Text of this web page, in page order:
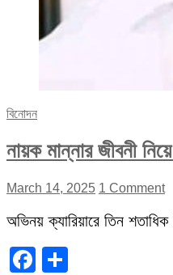
বিনোদন
নায়ক মান্নার জীবনী
March 14, 2025 1 Comment
অভিনয় ক্যারিয়ারে তিন
Facebook